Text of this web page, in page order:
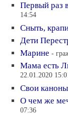
Первый раз
14:54
Сныть,
Дети
Марине -
Мама есть
22.01.2020
Свои каноны
О чем же
07:36